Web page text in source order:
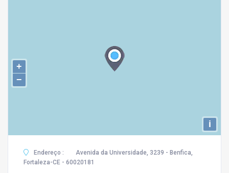
+
−
i
Endereço :
Avenida da Universidade, 3239 - Benfica,
Fortaleza-CE - 60020181